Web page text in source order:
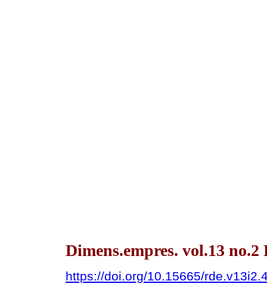
Dimens.empres. vol.13
https://doi.org/10.15665/